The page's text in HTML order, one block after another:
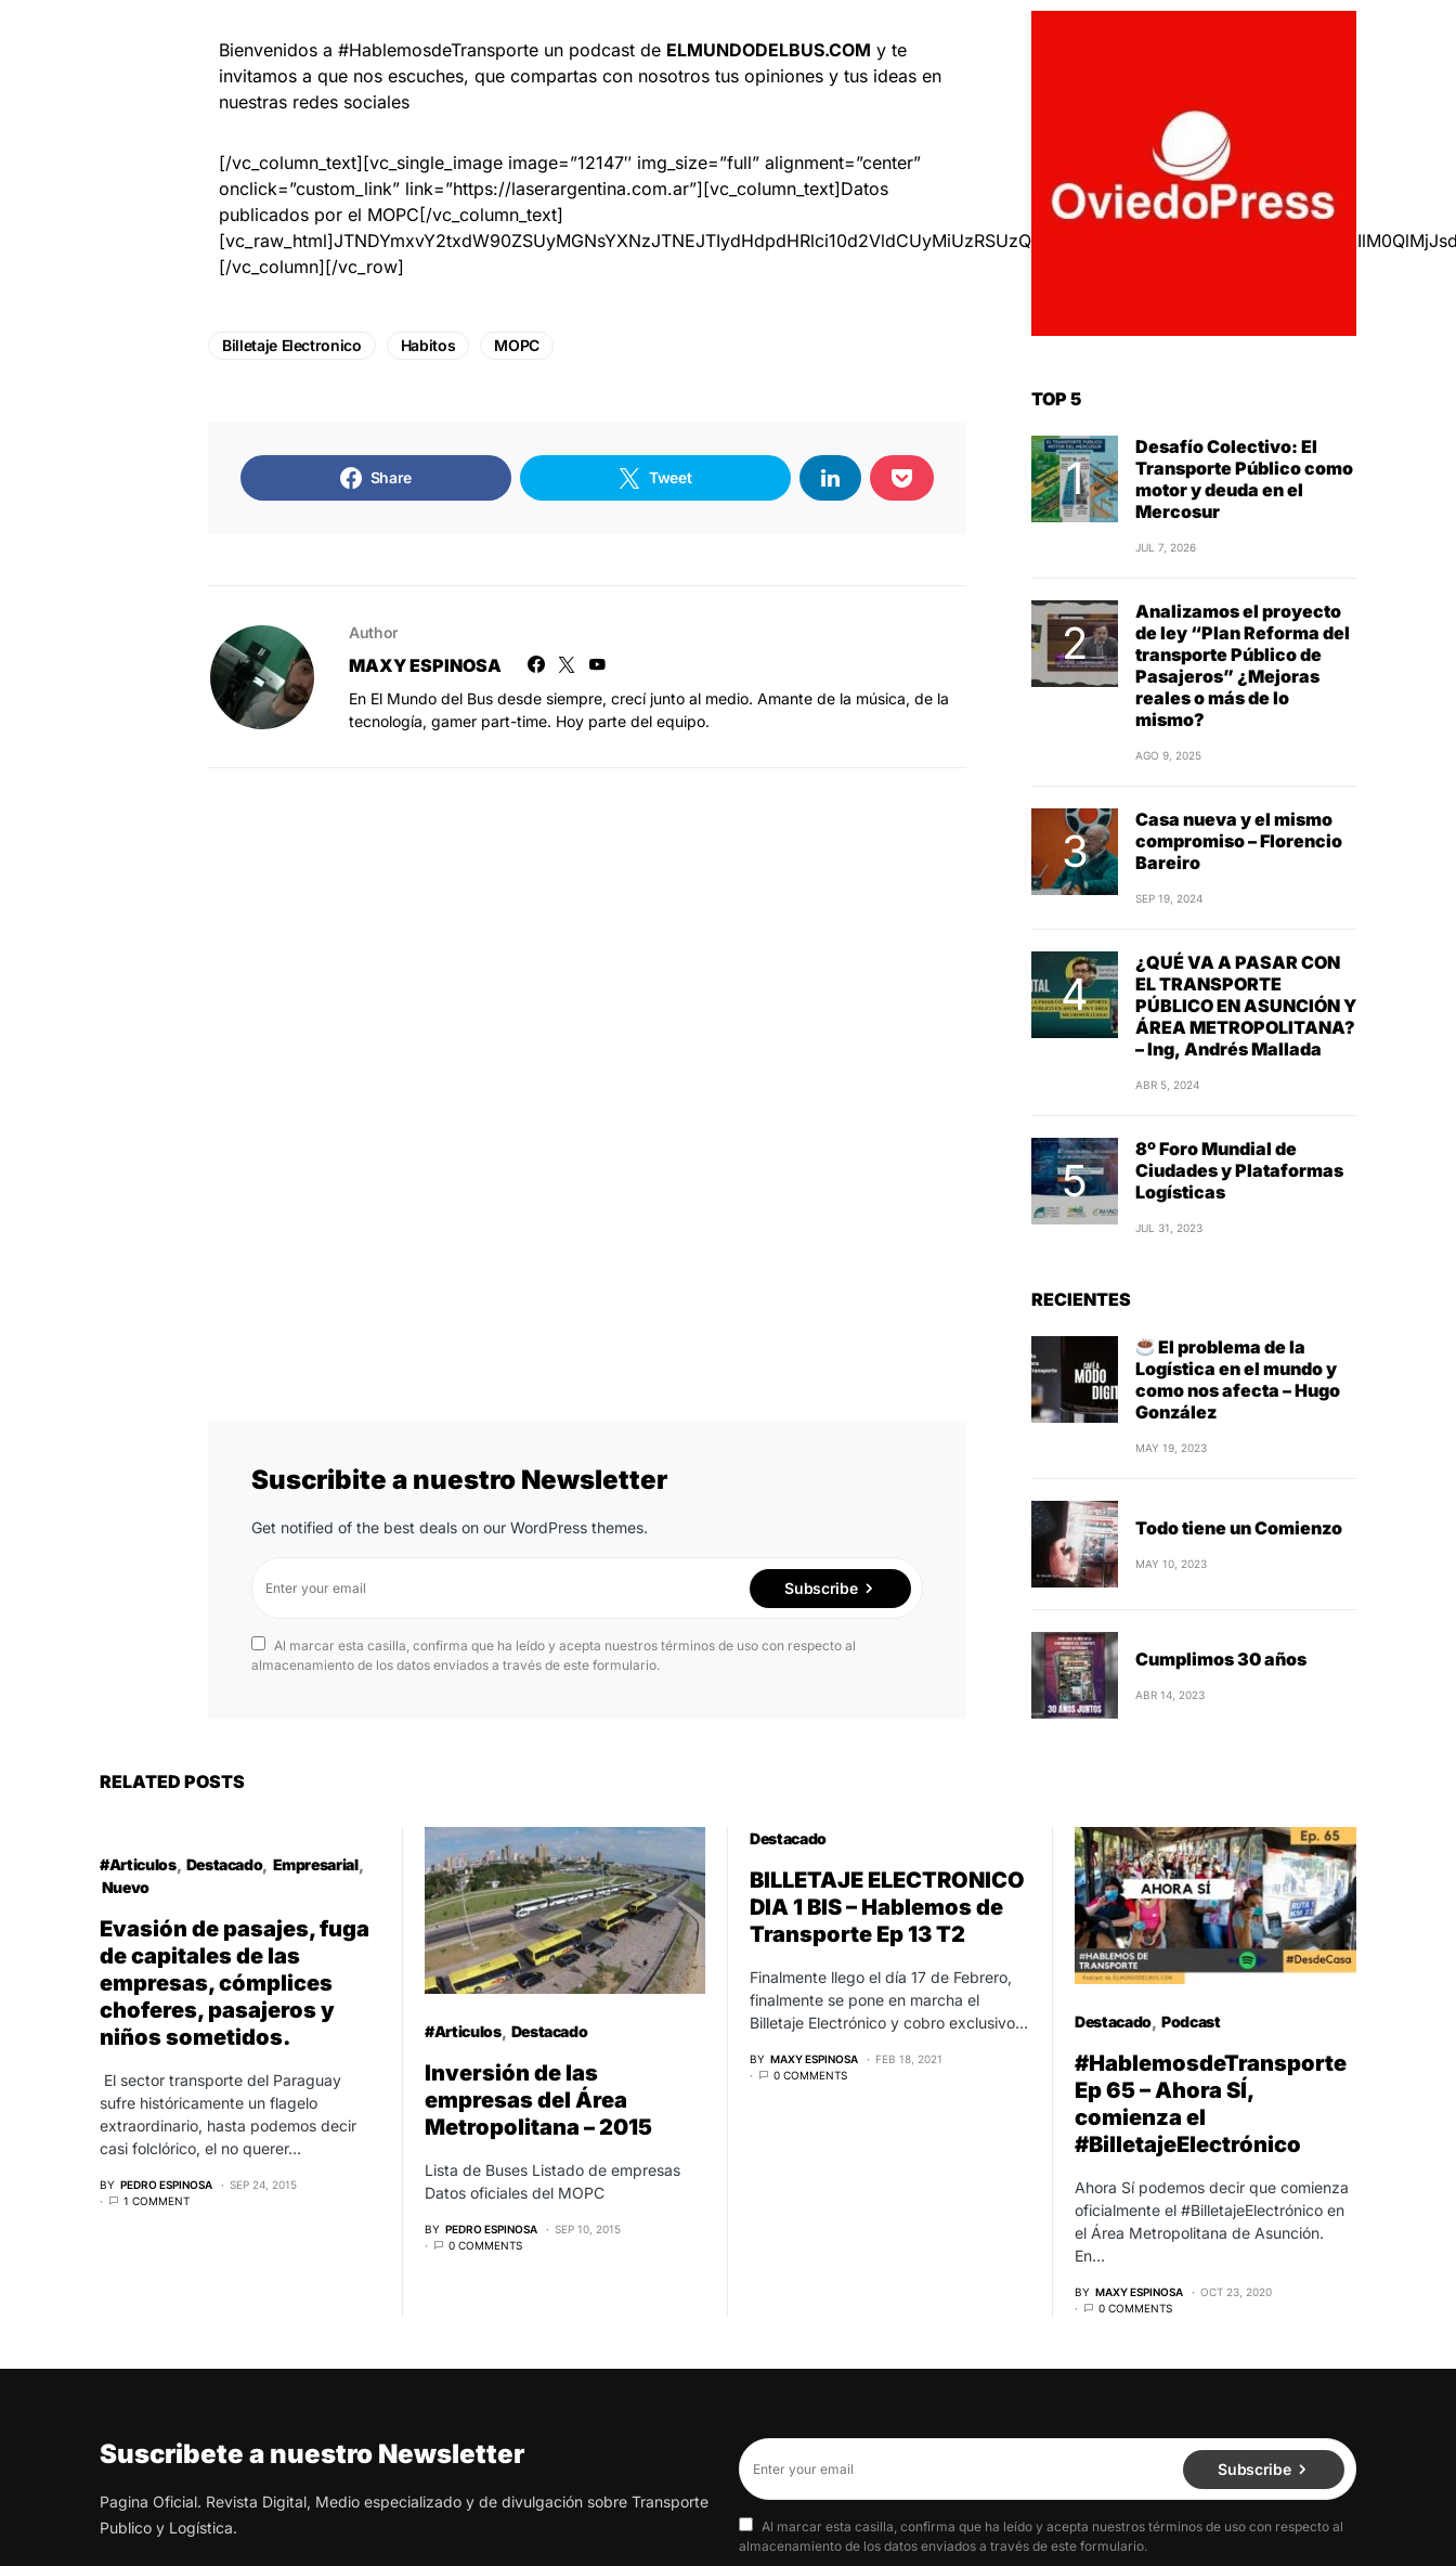
Bienvenidos a #HablemosdeTransporte un podcast de ELMUNDODELBUS.COM y te
invitamos a que nos escuches, que compartas con nosotros tus opiniones y tus ideas en
nuestras redes sociales
[/vc_column_text][vc_single_image image=”12147″ img_size=”full” alignment=”center”
onclick=”custom_link” link=”https://laserargentina.com.ar”][vc_column_text]Datos
publicados por el MOPC[/vc_column_text]
[/vc_column][/vc_row]
Billetaje Electronico Habitos MOPC
Share Tweet
Author
MAXY ESPINOSA
En El Mundo del Bus desde siempre, crecí junto al medio. Amante de la música, de la
tecnología, gamer part-time. Hoy parte del equipo.
Suscribite a nuestro Newsletter
Get notified of the best deals on our WordPress themes.
Subscribe
Al marcar esta casilla, confirma que ha leído y acepta nuestros términos de uso con respecto al
almacenamiento de los datos enviados a través de este formulario.
TOP 5
Desafío Colectivo: El
Transporte Público como
motor y deuda en el
Mercosur
JUL 7, 2026
Analizamos el proyecto
de ley “Plan Reforma del
transporte Público de
Pasajeros” ¿Mejoras
reales o más de lo
mismo?
AGO 9, 2025
Casa nueva y el mismo
compromiso – Florencio
Bareiro
SEP 19, 2024
¿QUÉ VA A PASAR CON
EL TRANSPORTE
PÚBLICO EN ASUNCIÓN Y
ÁREA METROPOLITANA?
– Ing, Andrés Mallada
ABR 5, 2024
8º Foro Mundial de
Ciudades y Plataformas
Logísticas
JUL 31, 2023
RECIENTES
El problema de la
Logística en el mundo y
como nos afecta – Hugo
González
MAY 19, 2023
Todo tiene un Comienzo
MAY 10, 2023
Cumplimos 30 años
ABR 14, 2023
RELATED POSTS
#Articulos Destacado Empresarial
Nuevo
Evasión de pasajes, fuga
de capitales de las
empresas, cómplices
choferes, pasajeros y
niños sometidos.
El sector transporte del Paraguay
sufre históricamente un flagelo
extraordinario, hasta podemos decir
casi folclórico, el no querer…
BY PEDRO ESPINOSA
SEP 24, 2015
1 COMMENT
#Articulos Destacado
Inversión de las
empresas del Área
Metropolitana – 2015
Lista de Buses Listado de empresas
Datos oficiales del MOPC
BY PEDRO ESPINOSA
SEP 10, 2015
0 COMMENTS
Destacado
BILLETAJE ELECTRONICO
DIA 1 BIS – Hablemos de
Transporte Ep 13 T2
Finalmente llego el día 17 de Febrero,
finalmente se pone en marcha el
Billetaje Electrónico y cobro exclusivo…
BY MAXY ESPINOSA
FEB 18, 2021
0 COMMENTS
Destacado Podcast
#HablemosdeTransporte
Ep 65 – Ahora SÍ,
comienza el
#BilletajeElectrónico
Ahora Sí podemos decir que comienza
oficialmente el #BilletajeElectrónico en
el Área Metropolitana de Asunción.
En…
BY MAXY ESPINOSA
OCT 23, 2020
0 COMMENTS
Suscribete a nuestro Newsletter
Pagina Oficial. Revista Digital, Medio especializado y de divulgación sobre Transporte
Publico y Logística.
Subscribe
Al marcar esta casilla, confirma que ha leído y acepta nuestros términos de uso con respecto al
almacenamiento de los datos enviados a través de este formulario.